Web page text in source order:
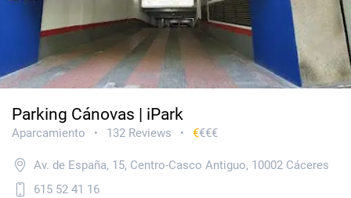
Parking Cánovas | iPark
Aparcamiento • 132 Reviews • €€€€
Av. de España, 15, Centro-Casco Antiguo, 10002 Cáceres
615 52 41 16